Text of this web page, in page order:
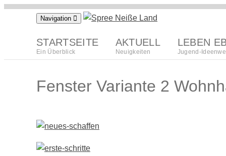
Navigation
STARTSEITE
Ein Überblick
AKTUELL
Neuigkeiten
LEBEN
Jugend-
Fenster Variante 2